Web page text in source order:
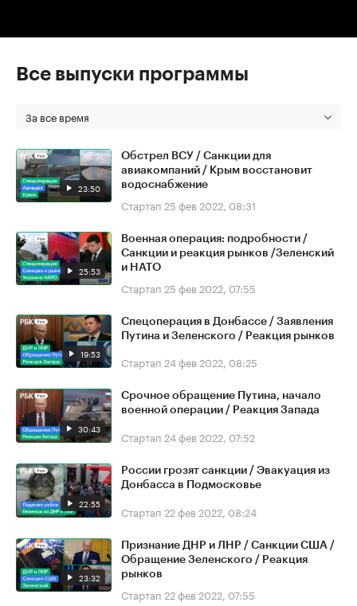
Все выпуски программы
За все время
23:50
Обстрел ВСУ / Санкции для
авиакомпаний / Крым восстановит
водоснабжение
Стартап 25 фев 2022, 08:31
25:53
Военная операция: подробности /
Санкции и реакция рынков /Зеленский
и НАТО
Стартап 25 фев 2022, 07:55
19:53
Спецоперация в Донбассе / Заявления
Путина и Зеленского / Реакция рынков
Стартап 24 фев 2022, 08:25
30:43
Срочное обращение Путина, начало
военной операции / Реакция Запада
Стартап 24 фев 2022, 07:52
22:55
России грозят санкции / Эвакуация из
Донбасса в Подмосковье
Стартап 22 фев 2022, 08:24
23:32
Признание ДНР и ЛНР / Санкции США /
Обращение Зеленского / Реакция
рынков
Стартап 22 фев 2022, 07:55